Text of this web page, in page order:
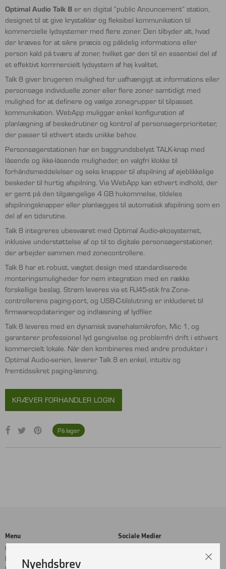
Optimal Audio Talk 8 er en digital “public Anouncement” station,
designet til at give krystalklar og fleksibel kommunikation til
kommercielle lydsystemer med flere zoner. Den tilbyder alt, hvad
der kræves for at sikre præcis og pålidelig informations eller
person kald på tværs af zoner, hvilket gør den til en essentiel del af
et effektivt kommercielt lydsystem af høj kvalitet.
Talk 8 giver brugeren mulighed for uafhængigt at informations eller
personsøge individuelle zoner eller flere zoner samtidigt med
mulighed for at definere og vælge zonegrupper til tilpasset
kommunikation. WebApp muliggør enkel konfiguration af
planlægning af beskedrutiner og kontrol af personsøgerprioriteter,
der passer til ethvert steds unikke behov.
Personsøgerstationen har en baggrundsbelyst TALK-knap med
låsende og ikke-låsende muligheder, en valgfri klokke til
forhåndsmeddelelser og seks knapper til afspilning af øjeblikkelige
beskeder til hurtig afspilning. Via WebApp kan ethvert indhold, der
er gemt på den tilgængelige 4 GB hukommelse, tildeles
afspilningsknapper eller planlægges til automatisk afspilning som en
del af en tidsrutine.
Talk 8 integreres ubesværet med Optimal Audio-økosystemet,
inklusive understøttelse af op til to digitale personsøgerstationer,
der arbejder sammen med zonecontrollere.
Talk 8 har et robust, vægtet design med standardiserede
monteringsmuligheder for nem integration med en række
forskellige beslag. Strøm leveres via et RJ45-stik fra Zone-
controllerens paging-port, og USB-C-tilslutning er inkluderet til
firmwareopdateringer og indlæsning af lydfiler.
Talk 8 leveres med en dynamisk svanehalsmikrofon, Mic 1, og
garanterer professionel lyd gengivelse og problemfri drift i ethvert
kommercielt lokale. Når den kombineres med andre produkter i
Optimal Audio-serien, leverer Talk 8 en enkel, intuitiv og
fremtidssikret paging-løsning.
KRÆVER FORHANDLER LOGIN
På lager
Menu
Cookie- og privatlivspolitik
Handelsbetingelser
Sociale Medier
Nyehdsbrev